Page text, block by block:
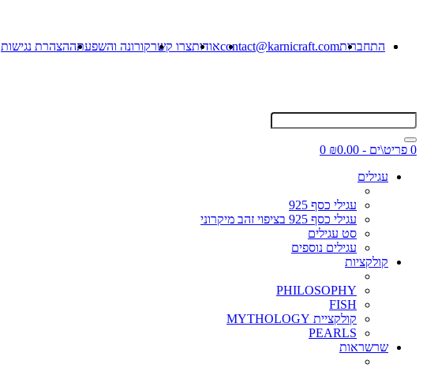
התחברותcontact@karnicraft.comאודותצרו קשרקורונה והשפעתההצהרת נגישות
0 פריט\ים - ₪0.00
0
עגילים
עגילי כסף 925
עגילי כסף 925 בציפוי זהב מיקרוני
סט עגילים
עגילים נוספים
קולקציות
PHILOSOPHY
FISH
קולקציית MYTHOLOGY
PEARLS
שרשראות